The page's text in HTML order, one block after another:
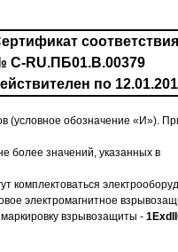
соответствия
C-RU.ПБ01.В.00379
по
(условное обозначение «И»).
более значений, указанных в
комплектоваться
электромагнитное
взрывозащиты -